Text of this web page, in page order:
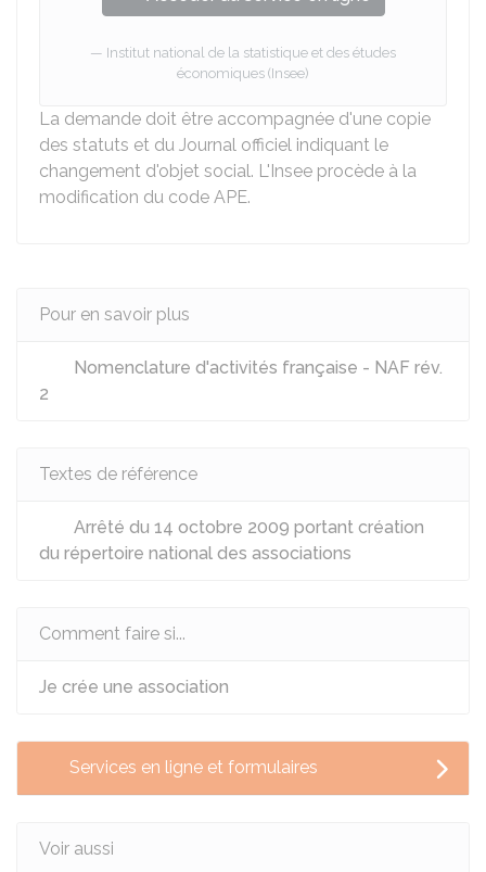
Institut national de la statistique et des études
économiques (Insee)
La demande doit être accompagnée d'une copie
des statuts et du Journal officiel indiquant le
changement d'objet social. L'Insee procède à la
modification du code APE.
Pour en savoir plus
Nomenclature d'activités française - NAF rév.
2
Textes de référence
Arrêté du 14 octobre 2009 portant création
du répertoire national des associations
Comment faire si...
Je crée une association
Services en ligne et formulaires
Voir aussi